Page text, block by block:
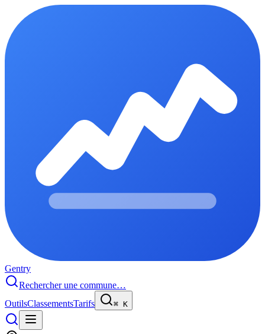
Gentry
Rechercher une commune…
OutilsClassementsTarifs ⌘ K